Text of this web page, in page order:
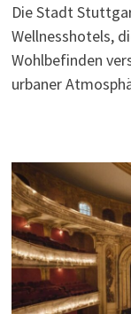
Die Stadt
Wellnesshotels,
Wohlbefinden
urbaner